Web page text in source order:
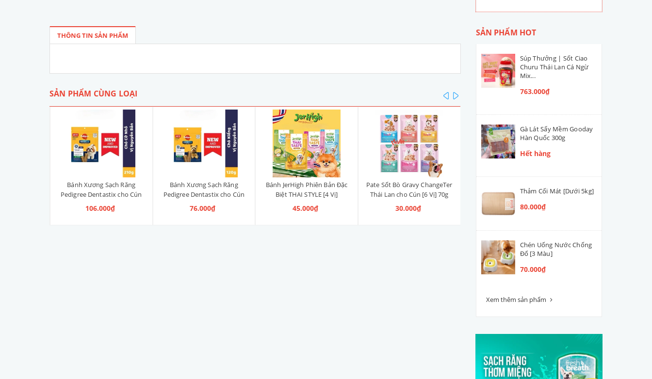
THÔNG TIN SẢN PHẨM
SẢN PHẨM CÙNG LOẠI
Bánh Xương Sạch Răng
Pedigree Dentastix cho Cún
vừa 210g (14 Thanh, Vị
Truyền Thống)
106.000₫
Bánh Xương Sạch Răng
Pedigree Dentastix cho Cún
nhỏ 120g (14 Thanh, Vị
Truyền Thống)
76.000₫
Bánh JerHigh Phiên Bản Đặc
Biệt THAI STYLE [4 Vị]
45.000₫
Pate Sốt Bò Gravy ChangeTer
Thái Lan cho Cún [6 Vị] 70g
30.000₫
Thái Lan Cá Ngừ Mix (Hộp
100 tuýp)
763.000₫
prev
SẢN PHẨM HOT
Súp Thưởng | Sốt Ciao
Churu Thái Lan Cá Ngừ
Mix...
763.000₫
Gà Lát Sấy Mềm Gooday
Hàn Quốc 300g
Hết hàng
Thảm Cối Mát [Dưới 5kg]
80.000₫
Chén Uống Nước Chống
Đổ [3 Màu]
70.000₫
Xem thêm sản phẩm